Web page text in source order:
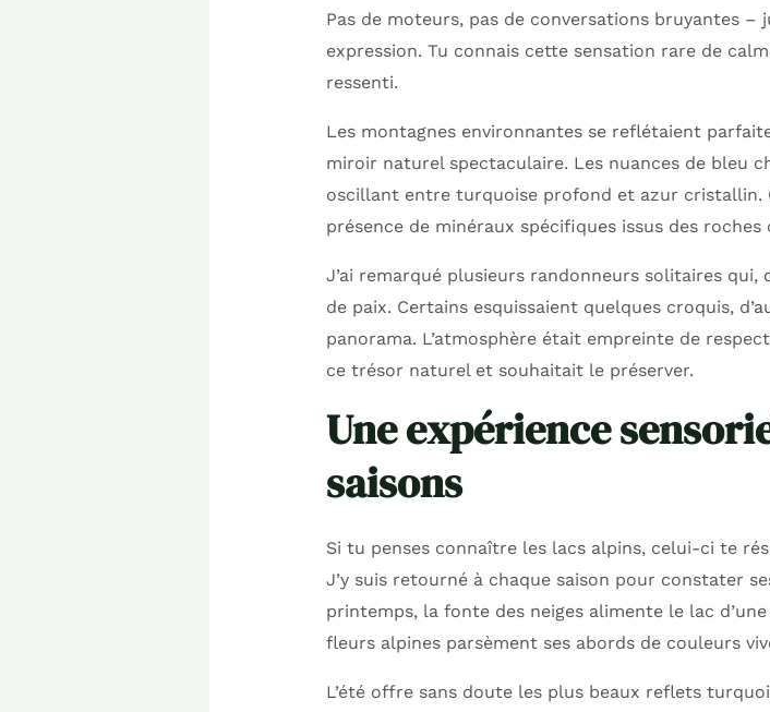
Pas de moteurs, pas de conversations bruyantes –
expression. Tu connais cette sensation rare de
ressenti.
Les montagnes environnantes se reflétaient
miroir naturel spectaculaire. Les nuances de bleu
oscillant entre turquoise profond et azur cristallin.
présence de minéraux spécifiques issus des
J’ai remarqué plusieurs randonneurs solitaires
de paix. Certains esquissaient quelques croquis,
panorama. L’atmosphère était empreinte de
ce trésor naturel et souhaitait le préserver.
Une expérience
saisons
Si tu penses connaître les lacs alpins, celui-ci te
J’y suis retourné à chaque saison pour constater
printemps, la fonte des neiges alimente le lac
fleurs alpines parsèment ses abords de couleurs
L’été offre sans doute les plus beaux reflets